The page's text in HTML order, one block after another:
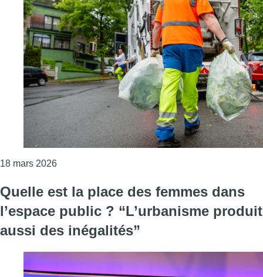
18 mars 2026Consulter l'article "Bruxelles Propreté en grève
Quelle est la place des femmes dans
l’espace public ? “L’urbanisme produit
aussi des inégalités”